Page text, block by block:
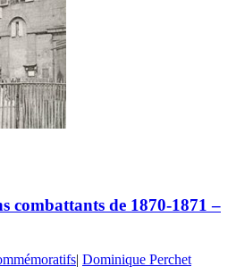
combattants de 1870-1871 –
| Dominique Perchet